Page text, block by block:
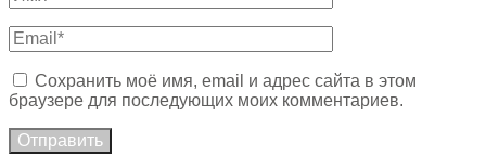
Сохранить моё имя, email и адрес сайта в этом
браузере для последующих моих комментариев.